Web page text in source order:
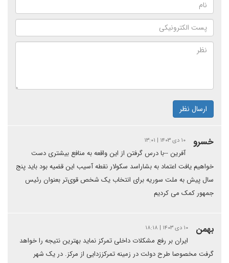
ارسال نظر
خسرو ۱۰ دی ۱۴۰۳ | ۱۳:۰۱
آفرین --با درس گرفتن از این واقعه به منافع بیشتری دست
خواهیم یافت اعتماد به بشاراسد سکولار نقطه آسیب این قضیه بود باید پنج
سال پیش به ملت سوریه برای انتخاب یک شخص قوی‌تر بعنوان رئیس
جمهور کمک می کردیم
بهمن ۱۰ دی ۱۴۰۳ | ۱۸:۱۸
ایران بر رفع مشکلات داخلی تمرکز نماید بهترین نتیجه را خواهد
گرفت مخصوصا طرح دولت در زمینه تمرکززدایی از مرکز. در یک شهر